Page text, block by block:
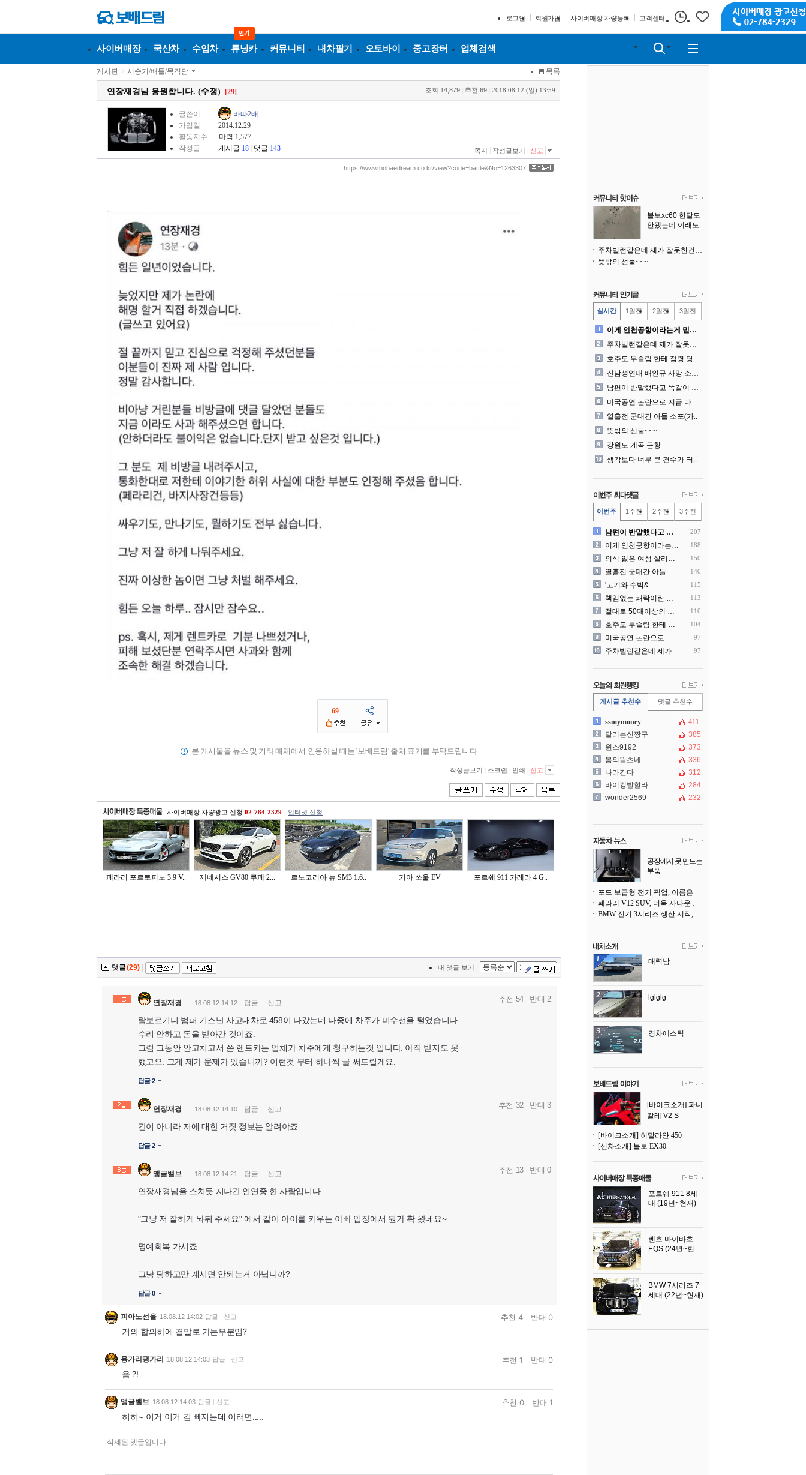
로그인 회원가입 사이버매장 차량등록 고객센터
사이버매장 국산차 수입차 튜닝카 커뮤니티 내차팔기 오토바이 중고장터 업체검색
게시판 > 시승기/배틀/목격담 목록
연장재경님 응원합니다. (수정) [29] 조회 14,879 추천 69 2018.08.12 (일) 13:59
글쓴이
바따2배
가입일
2014.12.29
활동지수
마력 1,577
작성글
게시글 18 댓글 143 쪽지 작성글보기 신고
https://www.bobaedream.co.kr/view?code=battle&No=1263307
69
본 게시물을 뉴스 및 기타 매체에서 인용하실 때는 '보배드림' 출처 표기를 부탁드립니다
작성글보기 스크랩 인쇄 신고
사이버매장 차량광고 신청 02-784-2329 인터넷 신청
페라리 포르토피노 3.9 V.. 제네시스 GV80 쿠페 2... 르노코리아 뉴 SM3 1.6.. 기아 쏘울 EV 포르쉐 911 카레라 4 G..
댓글(29) 내 댓글 보기
연장재경 18.08.12 14:12 답글 신고
람보르기니 범퍼 기스난 사고대차로 458이 나갔는데 나중에 차주가 미수선을 털었습니다.
수리 안하고 돈을 받아간 것이죠.
그럼 그동안 안고치고서 쓴 렌트카는 업체가 차주에게 청구하는것 입니다. 아직 받지도 못
했고요. 그게 제가 문제가 있습니까? 이런것 부터 하나씩 글 써드릴게요.
답글 2
추천 54 반대 2
연장재경 18.08.12 14:10 답글 신고
간이 아니라 저에 대한 거짓 정보는 알려야죠.
답글 2
추천 32 반대 3
앵글밸브 18.08.12 14:21 답글 신고
연장재경님을 스치듯 지나간 인연중 한 사람입니다.
"그냥 저 잘하게 놔둬 주세요" 에서 같이 아이를 키우는 아빠 입장에서 뭔가 확 왔네요~
명예회복 가시죠
그냥 당하고만 계시면 안되는거 아닙니까?
답글 0
추천 13 반대 0
피아노선율 18.08.12 14:02 답글 신고
거의 합의하에 결말로 가는부분임?
추천 4 반대 0
용가리땡가리 18.08.12 14:03 답글 신고
음 ?!
추천 1 반대 0
앵글밸브 18.08.12 14:03 답글 신고
허허~ 이거 이거 김 빠지는데 이러면.....
추천 0 반대 1
삭제된 댓글입니다.
볼보xc60 한달도
안됐는데 이래도
주차빌런같은데 제가 잘못한건가요
뜻밖의 선물~~~
실시간 1일전 2일전 3일전
이게 인천공항이라는게 믿겨지..
주차빌런같은데 제가 잘못한건..
호주도 무슬림 한테 점령 당..
신남성연대 배인규 사망 소식..
남편이 반말했다고 똑같이 반..
미국공연 논란으로 지금 다시..
열흘전 군대간 아들 소포(가..
뜻밖의 선물~~~
강원도 계곡 근황
생각보다 너무 큰 건수가 터..
이번주 1주전 2주전 3주전
남편이 반말했다고 똑같이 반.. 207
이게 인천공항이라는게 믿겨지.. 188
의식 잃은 여성 살리려다 성.. 150
열흘전 군대간 아들 소포(가.. 140
'고기와 수박&.. 115
책임없는 쾌락이란 말에 빡친.. 113
절대로 50대이상의 딜러를 .. 110
호주도 무슬림 한테 점령 당.. 104
미국공연 논란으로 지금 다시.. 97
주차빌런같은데 제가 잘못한건.. 97
게시글 추천수 댓글 추천수
ssmymoney
411
달리는신짱구
385
윈스9192
373
봄의왈츠네
336
나라간다
312
바이킹발할라
284
wonder2569
232
공장에서 못 만드는
부품
어낸다
페라리 V12 SUV, 더욱 사나운 얼굴로 돌아온다
매력남
lglglg
경차에스틱
[바이크소개] 파니
갈레 V2 S
[바이크소개] 히말라얀 450
[신차소개] 볼보 EX30
포르쉐 911 8세
대 (19년~현재)
벤츠 마이바흐
EQS (24년~현
BMW 7시리즈 7
세대 (22년~현재)